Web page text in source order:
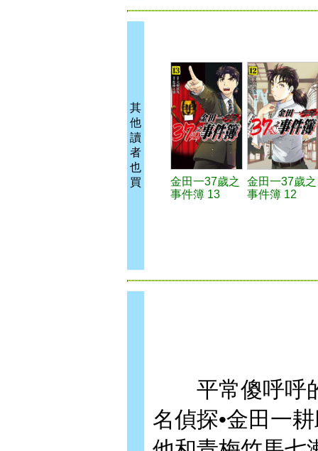
其
他
讀
者
也
買
金田一37歲之
事件簿 13
金田一37歲之
事件簿 12
平常傻呼呼的
名偵探•金田一